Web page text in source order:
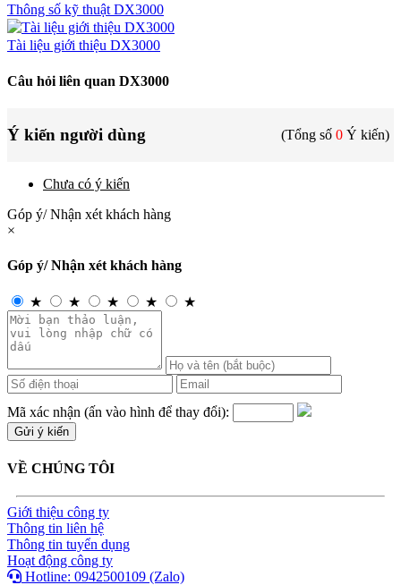
Thông số kỹ thuật DX3000
Tài liệu giới thiệu DX3000
Câu hỏi liên quan DX3000
Ý kiến người dùng (Tổng số 0 Ý kiến)
Chưa có ý kiến
Góp ý/ Nhận xét khách hàng
×
Góp ý/ Nhận xét khách hàng
★ ★ ★ ★ ★
Mã xác nhận (ấn vào hình để thay đổi):
VỀ CHÚNG TÔI
Giới thiệu công ty
Thông tin liên hệ
Thông tin tuyển dụng
Hoạt động công ty
Hotline: 0942500109 (Zalo)